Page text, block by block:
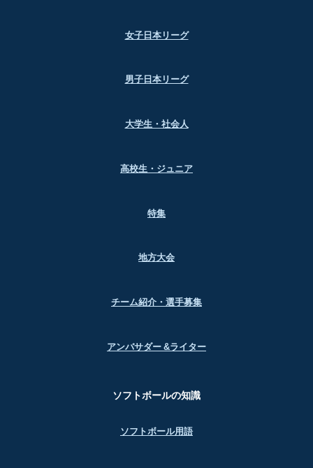
女子日本リーグ
男子日本リーグ
大学生・社会人
高校生・ジュニア
特集
地方大会
チーム紹介・選手募集
アンバサダー &ライター
ソフトボールの知識
ソフトボール用語